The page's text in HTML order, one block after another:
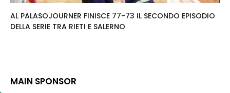
AL PALASOJOURNER FINISCE 77-73 IL SECONDO EPISODIO
DELLA SERIE TRA RIETI E SALERNO
MAIN SPONSOR